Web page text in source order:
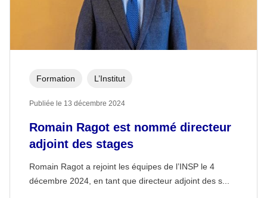
Romain Ragot est nommé directeur
adjoint des stages
Romain Ragot a rejoint les équipes de l’INSP le 4
décembre 2024, en tant que directeur adjoint des s...
Formation L’Institut
Publiée le 13 décembre 2024